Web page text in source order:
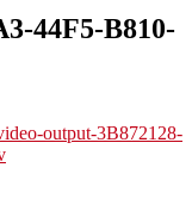
44F5-B810-
output-3B872128-